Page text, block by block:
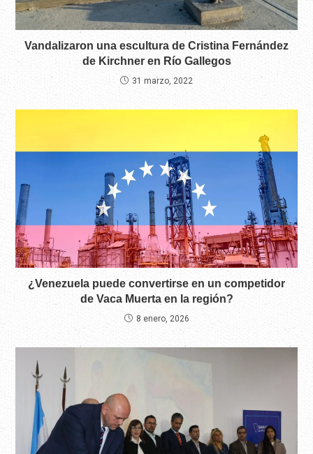
Vandalizaron una escultura de Cristina Fernández
de Kirchner en Río Gallegos
31 marzo, 2022
¿Venezuela puede convertirse en un competidor
de Vaca Muerta en la región?
8 enero, 2026